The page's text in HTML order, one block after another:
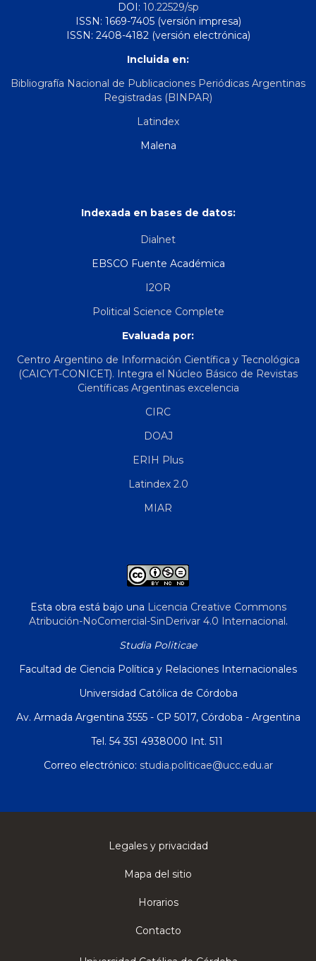
DOI: 10.22529/sp
ISSN: 1669-7405 (versión impresa)
ISSN: 2408-4182 (versión electrónica)
Incluida en:
Bibliografía Nacional de Publicaciones Periódicas Argentinas
Registradas (BINPAR)
Latindex
Malena
Indexada en bases de datos:
Dialnet
EBSCO Fuente Académica
I2OR
Political Science Complete
Evaluada por:
Centro Argentino de Información Científica y Tecnológica
(CAICYT-CONICET). Integra el Núcleo Básico de Revistas
Científicas Argentinas excelencia
CIRC
DOAJ
ERIH Plus
Latindex 2.0
MIAR
Esta obra está bajo una Licencia Creative Commons
Atribución-NoComercial-SinDerivar 4.0 Internacional .
Studia Politicae
Facultad de Ciencia Política y Relaciones Internacionales
Universidad Católica de Córdoba
Av. Armada Argentina 3555 - CP 5017, Córdoba - Argentina
Tel. 54 351 4938000 Int. 511
Correo electrónico: studia.politicae@ucc.edu.ar
Legales y privacidad
Mapa del sitio
Horarios
Contacto